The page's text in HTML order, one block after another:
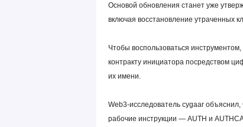
Основой обновления станет уже
включая восстановление утраченных
Чтобы воспользоваться
контракту инициатора посредством
их имени.
Web3-исследователь cygaar
рабочие инструкции — AUTH и